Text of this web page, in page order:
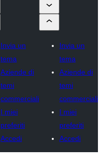
Invia un
tema
Aziende di
temi
commerciali
I miei
preferiti
Accedi
Invia un
tema
Aziende di
temi
commerciali
I miei
preferiti
Accedi